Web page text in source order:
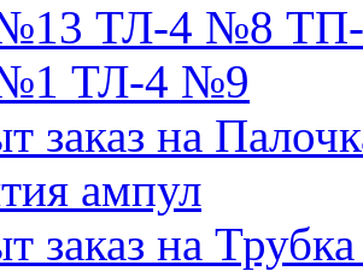
ТЛ-4 №8 ТП-
ТЛ-4 №9
заказ на
ампул
заказ на